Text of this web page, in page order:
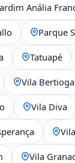
Anália
Parque
Tatuapé
Vila Bertioga
Vila Diva
Vila